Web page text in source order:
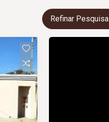
Refinar Pesquisa